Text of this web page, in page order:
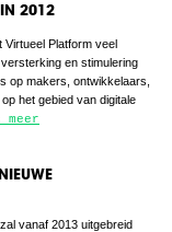
IN 2012
Platform veel
en stimulering
op makers, ontwikkelaars,
het gebied van digitale
meer
vanaf 2013 uitgebreid